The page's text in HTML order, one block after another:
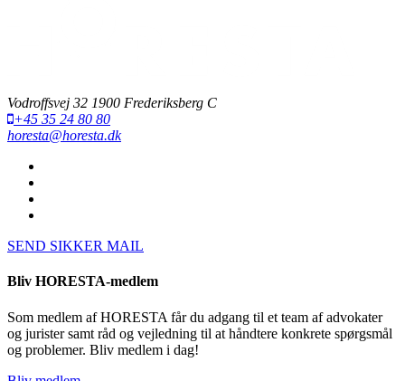
Vodroffsvej 32 1900 Frederiksberg C
+45 35 24 80 80
horesta@horesta.dk
SEND SIKKER MAIL
Bliv HORESTA-medlem
Som medlem af HORESTA får du adgang til et team af advokater
og jurister samt råd og vejledning til at håndtere konkrete spørgsmål
og problemer. Bliv medlem i dag!